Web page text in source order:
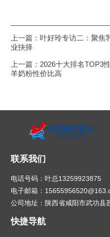
上一篇：叶好玲专访二：聚焦
业抉择
上一篇：2026十大排名TOP3
羊奶粉性价比高
联系我们
电话号码：叶总13259923875
电子邮箱：
公司地址：陕西省咸阳市武功县
快捷导航